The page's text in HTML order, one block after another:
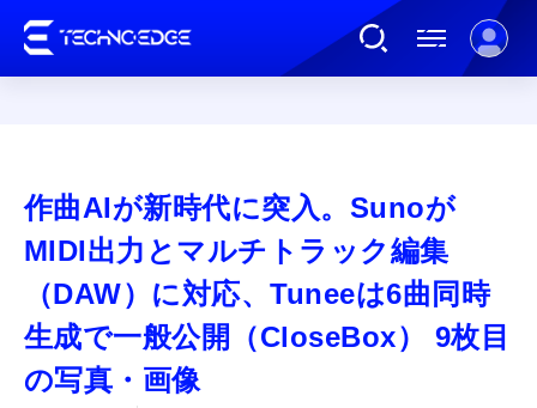
AI
ガジェット
作曲AIが新時代に突入。Sunoが
MIDI出力とマルチトラック編集
（DAW）に対応、Tuneeは6曲同時
生成で一般公開（CloseBox） 9枚目
の写真・画像